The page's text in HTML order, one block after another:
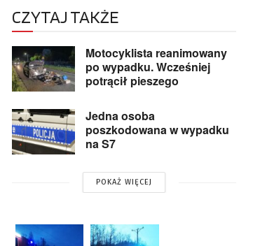
CZYTAJ TAKŻE
Motocyklista reanimowany
po wypadku. Wcześniej
potrącił pieszego
Jedna osoba
poszkodowana w wypadku
na S7
POKAŻ WIĘCEJ